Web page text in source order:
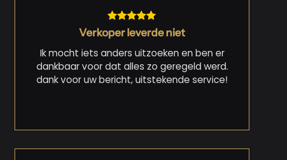
Verkoper leverde niet
Ik mocht iets anders uitzoeken en ben er
dankbaar voor dat alles zo geregeld werd.
dank voor uw bericht, uitstekende service!